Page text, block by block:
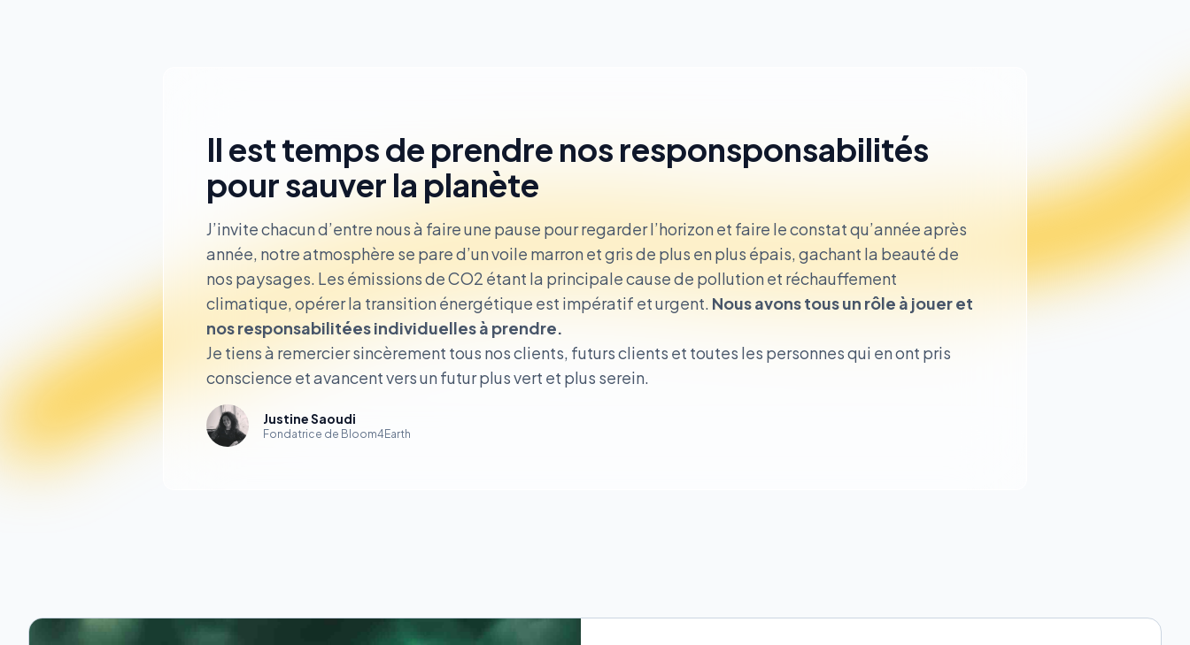
Il est temps de prendre nos responsponsabilités
pour sauver la planète
J’invite chacun d’entre nous à faire une pause pour regarder l’horizon et faire le constat qu’année après
année, notre atmosphère se pare d’un voile marron et gris de plus en plus épais, gachant la beauté de
nos paysages. Les émissions de CO2 étant la principale cause de pollution et réchauffement
climatique, opérer la transition énergétique est impératif et urgent. Nous avons tous un rôle à jouer et
nos responsabilitées individuelles à prendre.
Je tiens à remercier sincèrement tous nos clients, futurs clients et toutes les personnes qui en ont pris
conscience et avancent vers un futur plus vert et plus serein.
Justine Saoudi
Fondatrice de Bloom4Earth